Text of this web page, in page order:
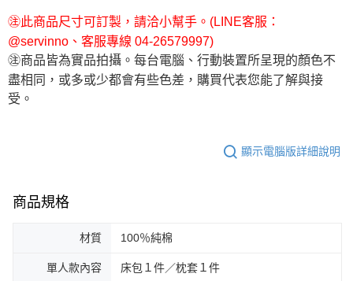
㊟此商品尺寸可訂製，請洽小幫手。(LINE客服：
@servinno、客服專線 04-26579997)
㊟商品皆為實品拍攝。每台電腦、行動裝置所呈現的顏色不
盡相同，或多或少都會有些色差，購買代表您能了解與接
受。
顯示電腦版詳細說明
商品規格
材質 100％純棉
單人款內容 床包１件／枕套１件